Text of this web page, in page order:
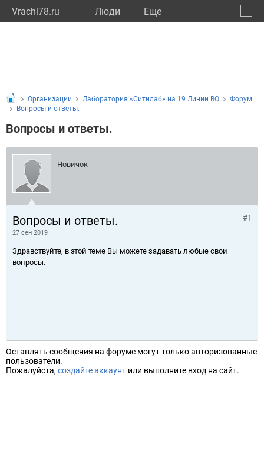
Vrachi78.ru Люди Eще
Организации Лаборатория «Ситилаб» на 19 Линии ВО
Форум
Вопросы и ответы.
Вопросы и ответы.
Новичок
Вопросы и ответы.
27 сен 2019
#1
Здравствуйте, в этой теме Вы можете задавать любые свои
вопросы.
Оставлять сообщения на форуме могут только авторизованные
пользователи.
Пожалуйста, создайте аккаунт или выполните вход на сайт.